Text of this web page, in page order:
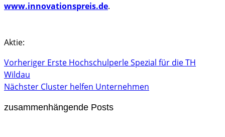
www.innovationspreis.de.
Aktie:
Vorheriger Erste Hochschulperle Spezial für die TH
Wildau
Nächster Cluster helfen Unternehmen
zusammenhängende Posts